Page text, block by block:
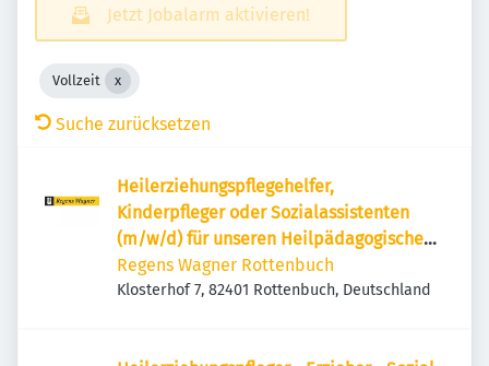
Jetzt Jobalarm aktivieren!
Vollzeit
Suche zurücksetzen
Heilerziehungspflegehelfer,
Kinderpfleger oder Sozialassistenten
(m/w/d) für unseren Heilpädagogischen
Wohnbereich
Regens Wagner Rottenbuch
Klosterhof 7, 82401 Rottenbuch, Deutschland